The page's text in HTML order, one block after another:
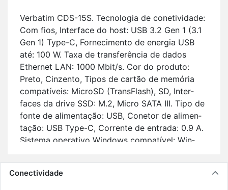
Ver­batim CDS-15S. Tec­no­logia de co­ne­ti­vi­dade:
Com fios, In­ter­face do host: USB 3.2 Gen 1 (3.1
Gen 1) Type-C, For­ne­ci­mento de energia USB
até: 100 W. Taxa de trans­fe­rência de dados
Ethernet LAN: 1000 Mbit/s. Cor do pro­duto:
Preto, Cin­zento, Tipos de cartão de me­mória
com­pa­tí­veis: Mi­croSD (Trans­Flash), SD, In­ter­
faces da drive SSD: M.2, Micro SATA III. Tipo de
fonte de ali­men­tação: USB, Co­netor de ali­men­
tação: USB Type-C, Cor­rente de en­trada: 0.9 A.
Sis­tema ope­ra­tivo Win­dows com­pa­tível: Win­
com­pa­tível: Mac OS X 10.2 Ja­guar, Mac OS X
10.3 Panther, Mac OS X 10.4 Tiger, Mac OS X
Conectividade